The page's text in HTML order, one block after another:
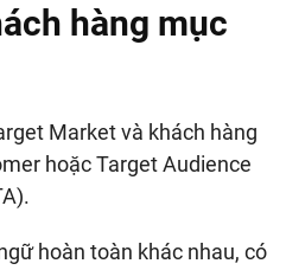
hàng mục
Market và khách hàng
hoặc Target Audience
hoàn toàn khác nhau, có